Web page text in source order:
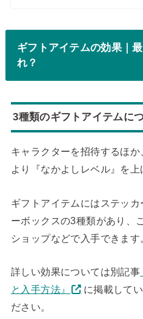
ギフトアイテムの効果｜
れ？
3種類のギフトアイテムに
キャラクターを招待するほ
より『なかよしレベル』を上
ギフトアイテムにはステッ
ーボックスの3種類があり、
ショップなどで入手できます
詳しい効果については別記事
と入手方法』
に掲載して
ださい。